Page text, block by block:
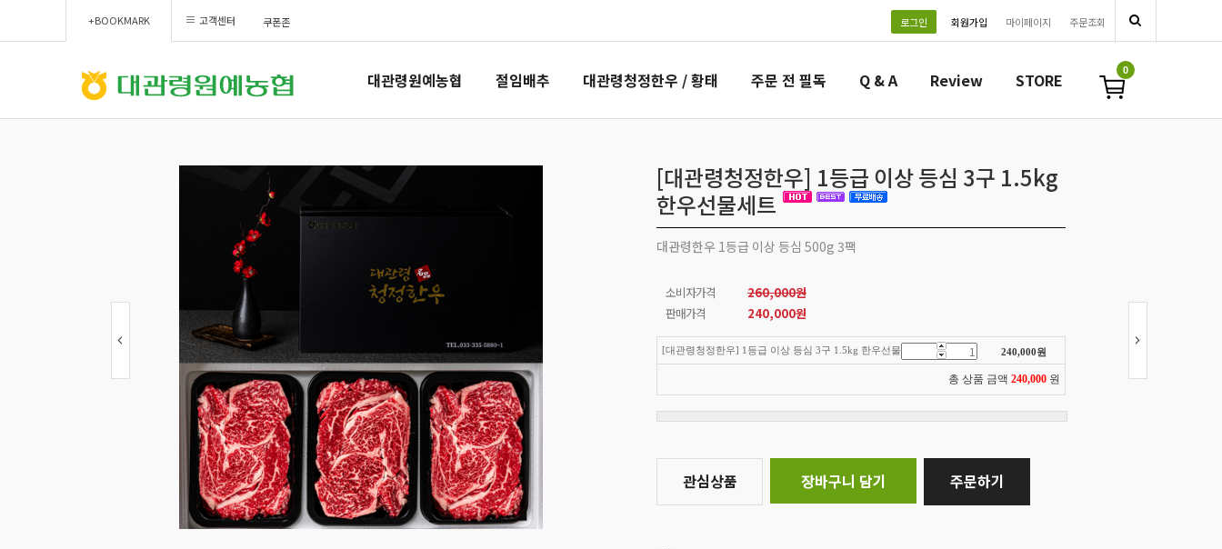
+BOOKMARK 고객센터 쿠폰존 로그인 회원가입 마이페이지 주문조회
대관령원예농협 절임배추 대관령청정한우 / 황태 주문 전 필독 Q & A Review STORE 0
[대관령청정한우] 1등급 이상 등심 3구 1.5kg
한우선물세트
대관령한우 1등급 이상 등심 500g 3팩
소비자가격
260,000원
판매가격
240,000원
[대관령청정한우] 1등급 이상 등심 3구 1.5kg 한우선물세트 240,000원
총 상품 금액 240,000 원
관심상품 장바구니 담기 주문하기